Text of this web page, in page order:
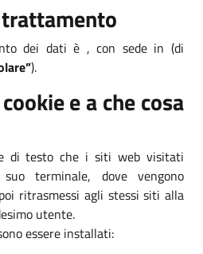
dei dati è , con sede in (di
).
e a che cosa
di testo che i siti web visitati
terminale, dove vengono
ritrasmessi agli stessi siti alla
utente.
essere installati: